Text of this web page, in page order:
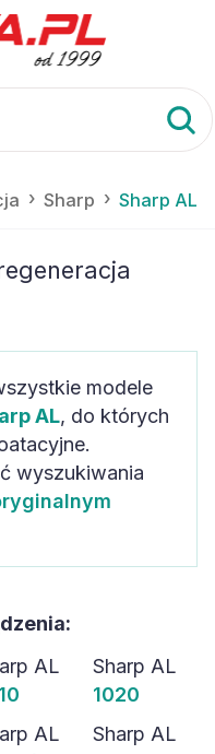
Sharp Sharp AL
modele
AL, do których
wyszukiwania
AL
Sharp AL
1020
AL
Sharp AL